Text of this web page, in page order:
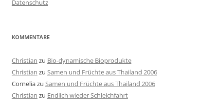
Datenschutz
KOMMENTARE
Christian zu Bio-dynamische Bioprodukte
Christian zu Samen und Früchte aus Thailand 2006
Corneliazu Samen und Früchte aus Thailand 2006
Christian zu Endlich wieder Schleichfahrt